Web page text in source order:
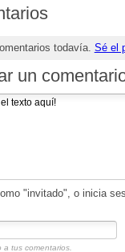
todavía. Sé el
un
"invitado", o inicia
a tus comentarios.